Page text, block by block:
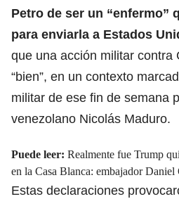
Petro de ser un “enfermo”
para enviarla a Estados
que una acción militar contra
“bien”, en un contexto
militar de ese fin de semana
venezolano Nicolás Maduro.
Puede leer: Realmente fue Trump
en la Casa Blanca: embajador Daniel
Estas declaraciones